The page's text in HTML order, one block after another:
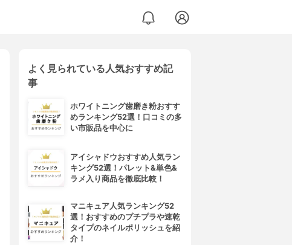
よく見られている人気おすすめ記
事
ホワイトニング歯磨き粉おすす
めランキング52選！口コミの多
い市販品を中心に
アイシャドウおすすめ人気ラン
キング52選！パレット&単色&
ラメ入り商品を徹底比較！
マニキュア人気ランキング52
選！おすすめのプチプラや速乾
タイプのネイルポリッシュを紹
介！